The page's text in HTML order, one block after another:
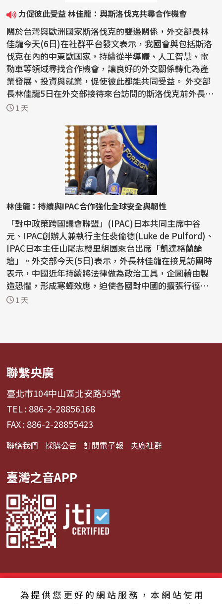
力促彼此受益 林佳龍：與斯洛伐克共尋合作機會
關於台灣與歐洲國家斯洛伐克的雙邊關係，外交部長林
佳龍今天(6日)在社群平台發文表示，我國會與包括斯洛
伐克在內的中東歐國家，持續從半導體、人工智慧、電
動車等領域尋找合作機會，讓良好的外交關係轉化為產
業發展、投資與就業，促使彼此都能共同受益。 外交部
長林佳龍5日在外交部接待來台訪問的斯洛伐克前外長柯
爾喬...
1 天
林佳龍：持續與IPAC合作強化全球安全與韌性
「對中政策跨國議會聯盟」(IPAC)日本共同主席中谷
元、IPAC創辦人兼執行主任裴倫德(Luke de Pulford)、
IPAC日本主任山尾志櫻里組團來台出席「凱達格蘭論
壇」。外交部今天(5日)表示，外長林佳龍在接見訪團時
表示，中國近年持續將法律做為政治工具，企圖藉由製
造恐懼，形成寒蟬效應，迫使各國對中國的擴張行徑保
持沈默，因...
1 天
聯繫央廣
臺北市104中山區北安路55號
TEL : 886-2-28856168
FAX : 886-2-28855423
聯絡我們 採購公告 訂閱電子報 央廣社群
臺灣之音APP
© 2024財團法人中央廣播電臺 版權所有
為提供您更好的網站服務，本網站使用